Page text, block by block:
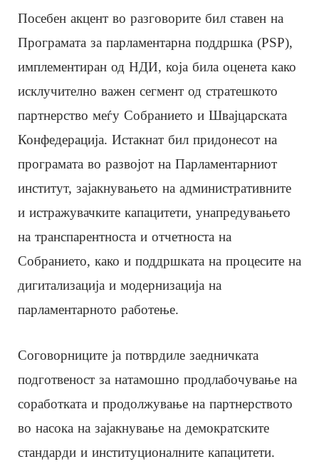
Посебен акцент во разговорите бил ставен на
Програмата за парламентарна поддршка (PSP),
имплементиран од НДИ, која била оценета како
исклучително важен сегмент од стратешкото
партнерство меѓу Собранието и Швајцарската
Конфедерација. Истакнат бил придонесот на
програмата во развојот на Парламентарниот
институт, зајакнувањето на административните
и истражувачките капацитети, унапредувањето
на транспарентноста и отчетноста на
Собранието, како и поддршката на процесите на
дигитализација и модернизација на
парламентарното работење.
Соговорниците ја потврдиле заедничката
подготвеност за натамошно продлабочување на
соработката и продолжување на партнерството
во насока на зајакнување на демократските
стандарди и институционалните капацитети.